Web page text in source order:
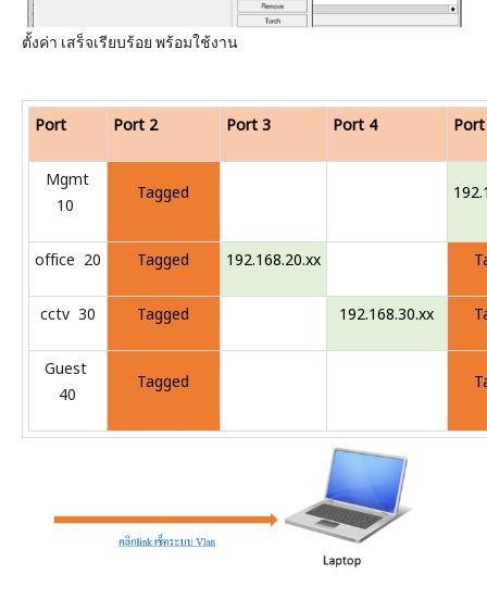
ตั้งค่า เสร็จเรียบร้อย พร้อมใช้งาน
Port Port 2 Port 3 Port 4
Mgmt
10
Tagged
office 20 Tagged 192.168.20.xx
cctv 30 Tagged 192.168.30.xx
Guest
40
Tagged